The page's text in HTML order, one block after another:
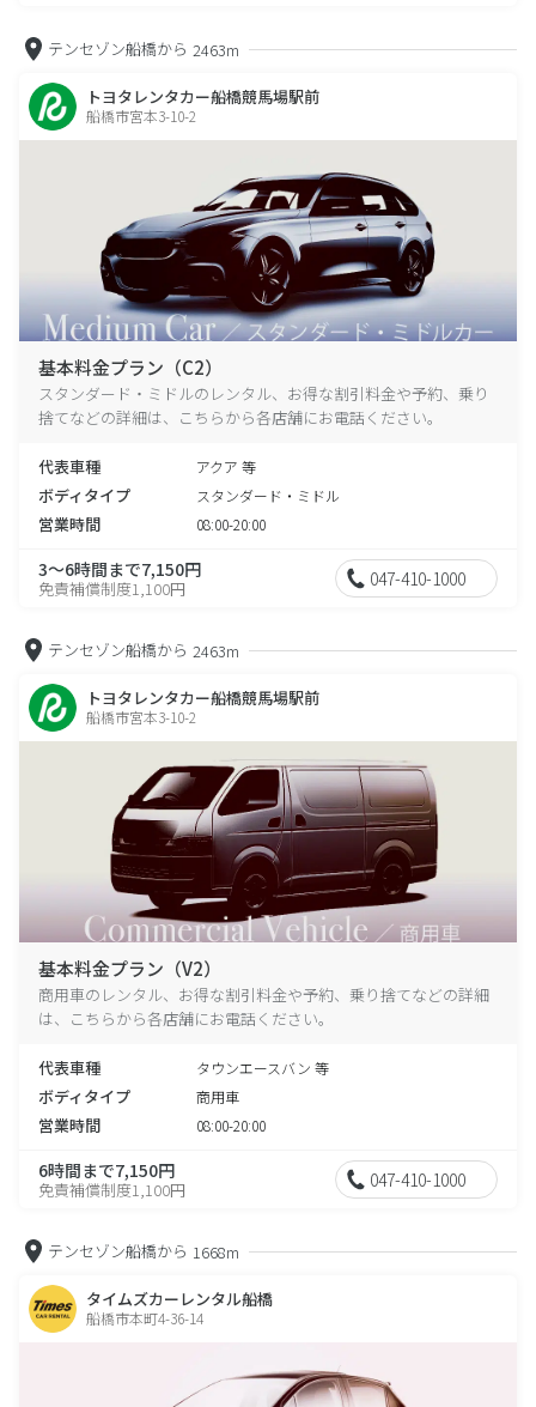
テンセゾン船橋から 2463m
トヨタレンタカー船橋競馬場駅前
船橋市宮本3-10-2
基本料金プラン（C2）
スタンダード・ミドルのレンタル、お得な割引料金や予約、乗り
捨てなどの詳細は、こちらから各店舗にお電話ください。
代表車種 アクア 等
ボディタイプ スタンダード・ミドル
営業時間 08:00-20:00
3～6時間まで7,150円
免責補償制度1,100円 047-410-1000
テンセゾン船橋から 2463m
トヨタレンタカー船橋競馬場駅前
船橋市宮本3-10-2
基本料金プラン（V2）
商用車のレンタル、お得な割引料金や予約、乗り捨てなどの詳細
は、こちらから各店舗にお電話ください。
代表車種 タウンエースバン 等
ボディタイプ 商用車
営業時間 08:00-20:00
6時間まで7,150円
免責補償制度1,100円 047-410-1000
テンセゾン船橋から 1668m
タイムズカーレンタル船橋
船橋市本町4-36-14